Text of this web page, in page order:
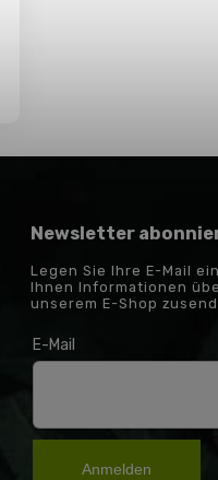
Newsletter
Legen Sie Ihre E-Mail
Ihnen Informationen
unserem E-Shop
E-Mail
Anmelden